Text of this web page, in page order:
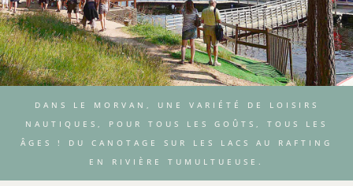
DANS LE MORVAN, UNE VARIÉTÉ DE LOISIRS
NAUTIQUES, POUR TOUS LES GOÛTS, TOUS LES
ÂGES ! DU CANOTAGE SUR LES LACS AU RAFTING
EN RIVIÈRE TUMULTUEUSE.